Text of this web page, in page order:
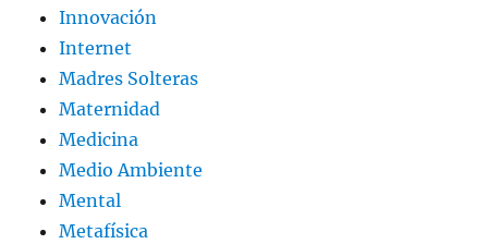
Innovación
Internet
Madres Solteras
Maternidad
Medicina
Medio Ambiente
Mental
Metafísica